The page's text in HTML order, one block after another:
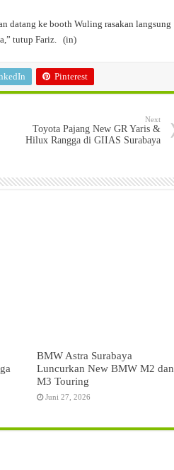
datang ke booth Wuling rasakan langsung
tutup Fariz. (in)
Pinterest
Next
Toyota Pajang New GR Yaris &
Hilux Rangga di GIIAS Surabaya
BMW Astra Surabaya
Luncurkan New BMW M2 dan
M3 Touring
Juni 27, 2026